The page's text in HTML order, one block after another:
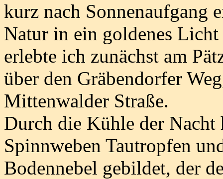
kurz nach Sonnenaufgang
Natur in ein goldenes Licht
erlebte ich zunächst am
über den Gräbendorfer
Mittenwalder Straße.
Durch die Kühle der Nacht
Spinnweben Tautropfen
Bodennebel gebildet, der